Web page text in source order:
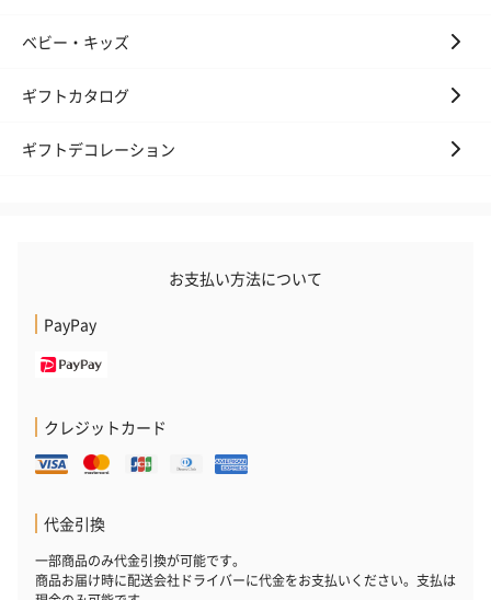
ベビー・キッズ
ギフトカタログ
ギフトデコレーション
お支払い方法について
PayPay
クレジットカード
代金引換
一部商品のみ代金引換が可能です。
商品お届け時に配送会社ドライバーに代金をお支払いください。支払は